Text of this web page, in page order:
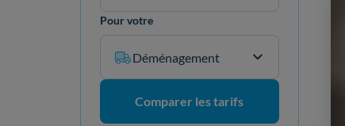
Pour votre
Déménagement
Comparer les tarifs